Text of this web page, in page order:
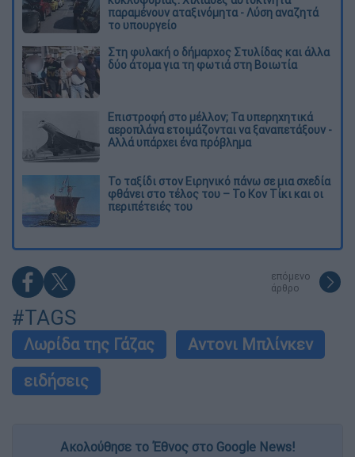
παραμένουν αταξινόμητα - Λύση αναζητά
το υπουργείο
Στη φυλακή ο δήμαρχος Στυλίδας και άλλα
δύο άτομα για τη φωτιά στη Βοιωτία
Επιστροφή στο μέλλον; Τα υπερηχητικά
αεροπλάνα ετοιμάζονται να ξαναπετάξουν -
Αλλά υπάρχει ένα πρόβλημα
Το ταξίδι στον Ειρηνικό πάνω σε μια σχεδία
φθάνει στο τέλος του – Το Κον Τίκι και οι
περιπέτειές του
επόμενο
άρθρο
#TAGS
Λωρίδα της Γάζας
Αντονι Μπλίνκεν
ειδήσεις
Ακολούθησε το Έθνος στο Google News!